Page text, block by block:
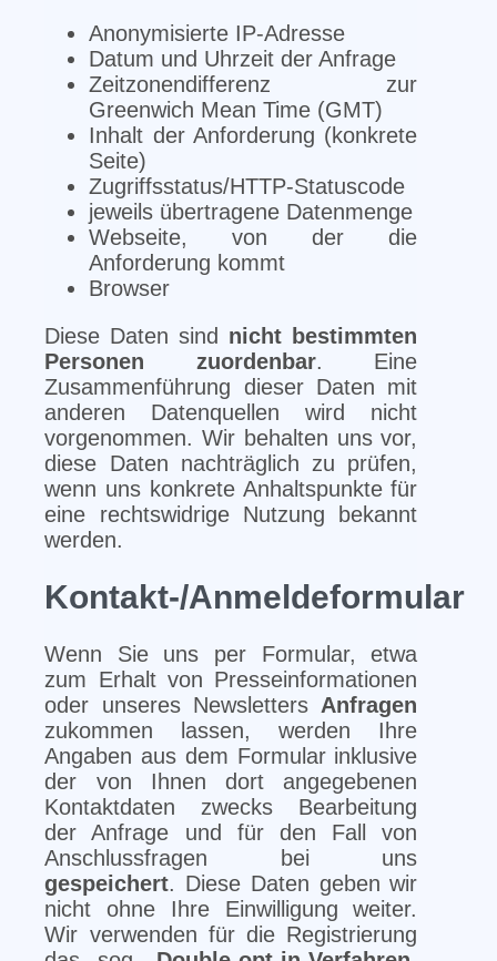
Anonymisierte IP-Adresse
Datum und Uhrzeit der Anfrage
Zeitzonendifferenz zur
Greenwich Mean Time (GMT)
Inhalt der Anforderung (konkrete
Seite)
Zugriffsstatus/HTTP-Statuscode
jeweils übertragene Datenmenge
Webseite, von der die
Anforderung kommt
Browser
Diese Daten sind nicht bestimmten
Personen zuordenbar. Eine
Zusammenführung dieser Daten mit
anderen Datenquellen wird nicht
vorgenommen. Wir behalten uns vor,
diese Daten nachträglich zu prüfen,
wenn uns konkrete Anhaltspunkte für
eine rechtswidrige Nutzung bekannt
werden.
Kontakt-/Anmeldeformular
Wenn Sie uns per Formular, etwa
zum Erhalt von Presseinformationen
oder unseres Newsletters Anfragen
zukommen lassen, werden Ihre
Angaben aus dem Formular inklusive
der von Ihnen dort angegebenen
Kontaktdaten zwecks Bearbeitung
der Anfrage und für den Fall von
Anschlussfragen bei uns
gespeichert. Diese Daten geben wir
nicht ohne Ihre Einwilligung weiter.
Wir verwenden für die Registrierung